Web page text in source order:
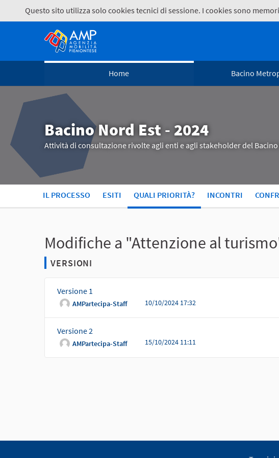
Questo sito utilizza solo cookies tecnici di sessione. I cookies sono
Home Bacino
Bacino Nord Est - 2024
Attività di consultazione rivolte agli enti e agli stakeholder del
IL PROCESSO ESITI QUALI PRIORITÀ? INCONTRI
Modifiche a "Attenzione al
VERSIONI
Versione 1
AMPartecipa-Staff 10/10/2024 17:32
Versione 2
AMPartecipa-Staff 15/10/2024 11:11